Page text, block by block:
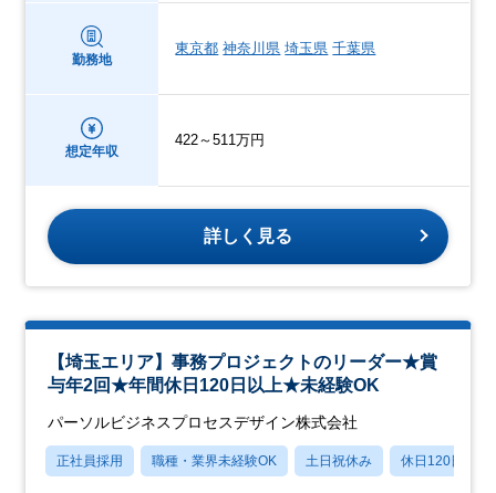
勤務地
東京都 神奈川県 埼玉県 千葉県
想定年収
422～511万円
詳しく見る
【埼玉エリア】事務プロジェクトのリーダー★賞
与年2回★年間休日120日以上★未経験OK
パーソルビジネスプロセスデザイン株式会社
正社員採用 職種・業界未経験OK 土日祝休み 休日120日以上